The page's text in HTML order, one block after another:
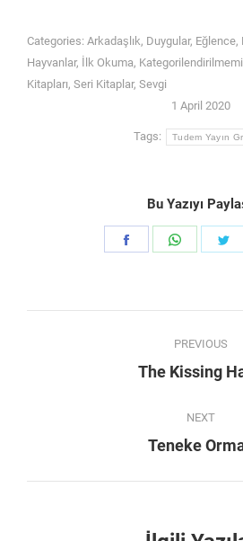
Categories: Arkadaşlık, Duygular, Eğlence,
Hayvanlar, İlk Okuma,
Kitapları, Seri Kitaplar, Sevgi
1 April 2020
Tags: Tudem Yayın
Bu Yazıyı
Share
navigation
PREVIOUS
The Kissing
NEXT
Next
Teneke